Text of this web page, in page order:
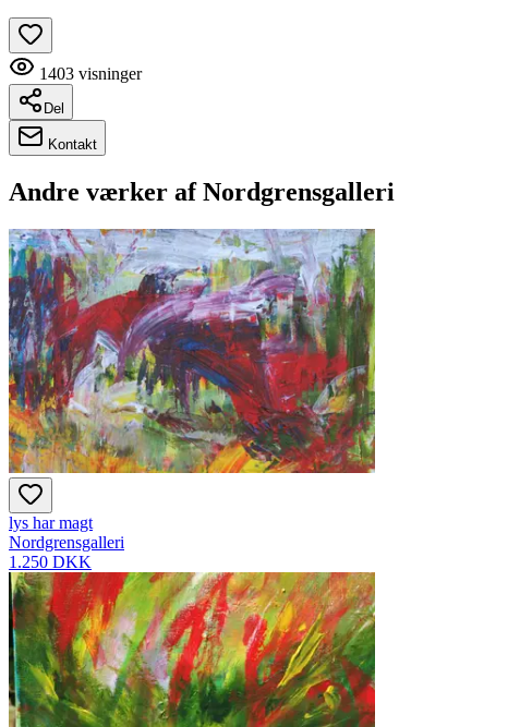
1403 visninger
Del
Kontakt
Andre værker afNordgrensgalleri
lys har magt
Nordgrensgalleri
1.250 DKK